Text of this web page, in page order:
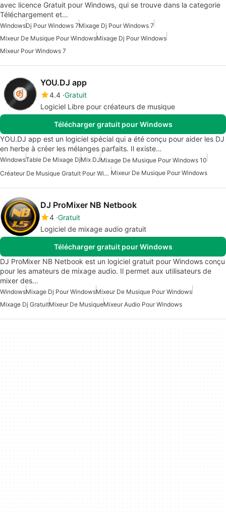
avec licence Gratuit pour Windows, qui se trouve dans la categorie
Téléchargement et…
WindowsDj Pour Windows 7Mixage Dj Pour Windows 7
Mixeur De Musique Pour WindowsMixage Dj Pour Windows
Mixeur Pour Windows 7
YOU.DJ app
4.4 Gratuit
Logiciel Libre pour créateurs de musique
Télécharger gratuit pour Windows
YOU.DJ app est un logiciel spécial qui a été conçu pour aider les DJ
en herbe à créer les mélanges parfaits. Il existe…
WindowsTable De Mixage DjMix DJMixage De Musique Pour Windows 10
Créateur De Musique Gratuit Pour Windows Mixeur De Musique Pour Windows
DJ ProMixer NB Netbook
4 Gratuit
Logiciel de mixage audio gratuit
Télécharger gratuit pour Windows
DJ ProMixer NB Netbook est un logiciel gratuit pour Windows conçu
pour les amateurs de mixage audio. Il permet aux utilisateurs de
mixer des…
WindowsMixage Dj Pour WindowsMixeur De Musique Pour Windows
Mixage Dj GratuitMixeur De MusiqueMixeur Audio Pour Windows